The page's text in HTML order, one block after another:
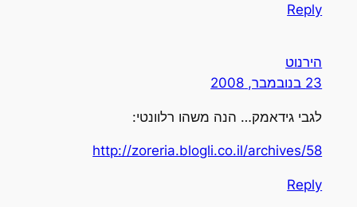
Reply
הירנוט
23 בנובמבר, 2008
לגבי גידאמק… הנה משהו רלוונטי:
http://zoreria.blogli.co.il/archives/58
Reply